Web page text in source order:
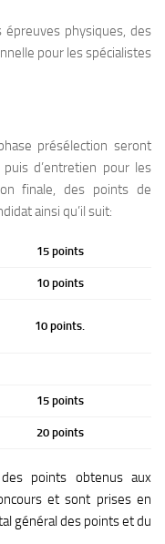
physiques, des
pour les spécialistes
présélection seront
d’entretien pour les
finale, des points de
ainsi qu’il suit:
15 points
10 points
10 points.
15 points
20 points
points obtenus aux
et sont prises en
général des points et du